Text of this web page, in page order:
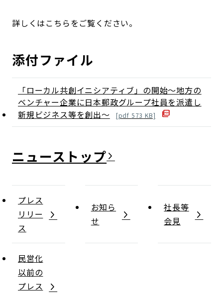
詳しくはこちらをご覧ください。
添付ファイル
「ローカル共創イニシアティブ」の開始～地方の
ベンチャー企業に日本郵政グループ社員を派遣し
新規ビジネス等を創出～
[pdf 573 KB]
ニュース
プレス
リリー
ス
お知ら
せ
社長等
会見
民営化
以前の
プレス